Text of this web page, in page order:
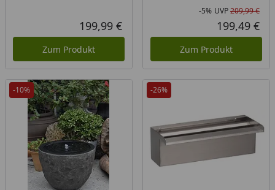
Aktueller Preis
199,99 €
Zum Produkt
-5% UVP209,99 €
199,49 €
Zum Produkt
-10% -26%